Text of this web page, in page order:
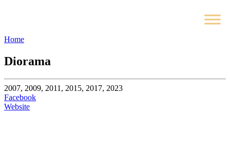
Home
Diorama
2007, 2009, 2011, 2015, 2017, 2023
Facebook
Website